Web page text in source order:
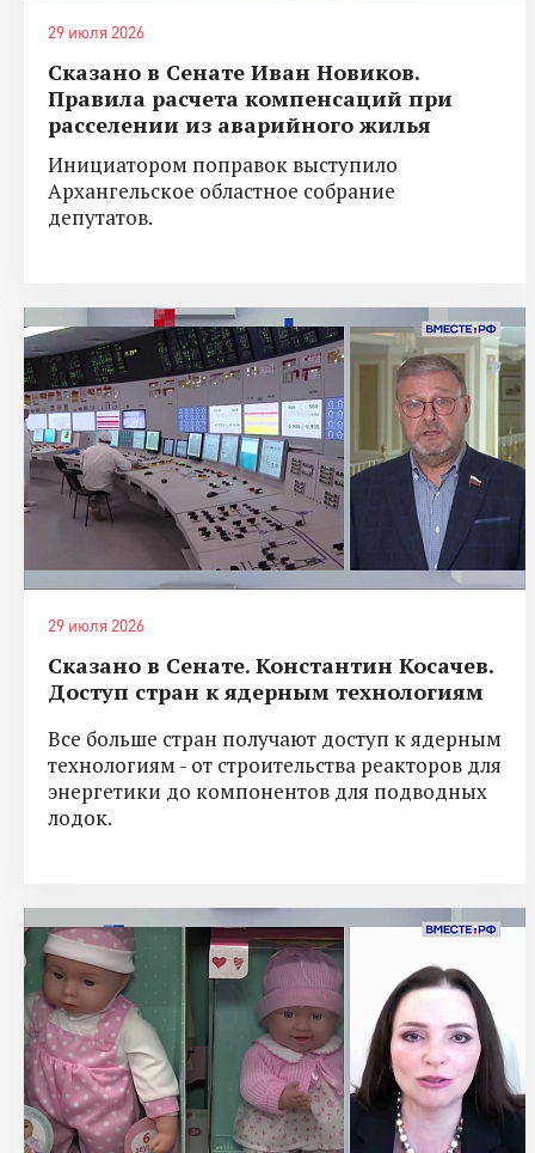
29 июля 2026
Сказано в Сенате Иван Новиков.
Правила расчета компенсаций при
расселении из аварийного жилья
Инициатором поправок выступило
Архангельское областное собрание
депутатов.
29 июля 2026
Сказано в Сенате. Константин Косачев.
Доступ стран к ядерным технологиям
Все больше стран получают доступ к ядерным
технологиям - от строительства реакторов для
энергетики до компонентов для подводных
лодок.